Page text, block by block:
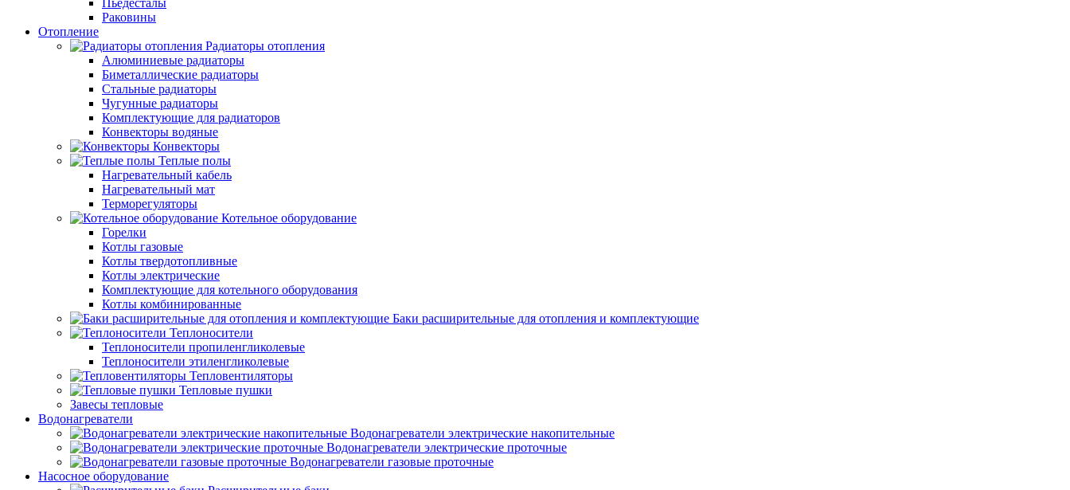
Пьедесталы
Раковины
Отопление
Радиаторы отопления
Алюминиевые радиаторы
Биметаллические радиаторы
Стальные радиаторы
Чугунные радиаторы
Комплектующие для радиаторов
Конвекторы водяные
Конвекторы
Теплые полы
Нагревательный кабель
Нагревательный мат
Терморегуляторы
Котельное оборудование
Горелки
Котлы газовые
Котлы твердотопливные
Котлы электрические
Комплектующие для котельного оборудования
Котлы комбинированные
Баки расширительные для отопления и комплектующие
Теплоносители
Теплоносители пропиленгликолевые
Теплоносители этиленгликолевые
Тепловентиляторы
Тепловые пушки
Завесы тепловые
Водонагреватели
Водонагреватели электрические накопительные
Водонагреватели электрические проточные
Водонагреватели газовые проточные
Насосное оборудование